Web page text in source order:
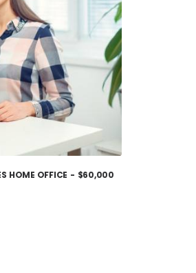
HOME OFFICE $60,000